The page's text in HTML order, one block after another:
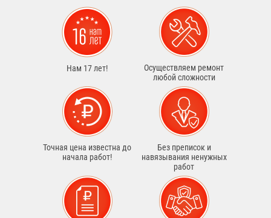
Нам 17 лет!
Осуществляем ремонт
любой сложности
Точная цена известна до
начала работ!
Без преписок и
навязывания ненужных
работ